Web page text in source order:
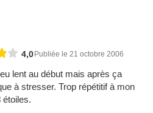
4,0 Publiée le 21 octobre 2006
lent au début mais après ça
à stresser. Trop répétitif à mon
étoiles.